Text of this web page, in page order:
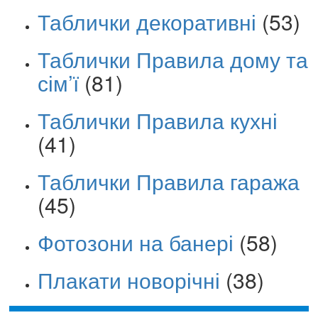
Таблички декоративні (53)
Таблички Правила дому та
сім’ї (81)
Таблички Правила кухні
(41)
Таблички Правила гаража
(45)
Фотозони на банері (58)
Плакати новорічні (38)